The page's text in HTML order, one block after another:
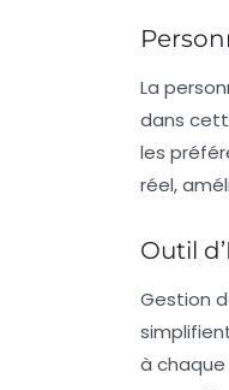
La
dans
les
réel,
Outil
Gestion
à